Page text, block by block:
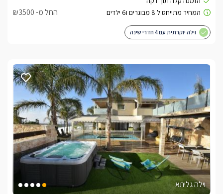
החל מ- ₪3500
וילה יוקרתית עם 4 חדרי שינה
וילה גליתא